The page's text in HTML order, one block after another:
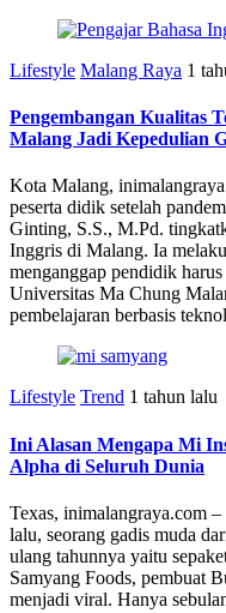
Lifestyle Malang Raya 1
Pengembangan Kualitas
Malang Jadi Kepedulian
Kota Malang,
peserta didik setelah
Ginting, S.S., M.Pd.
Inggris di Malang. Ia
menganggap pendidik
Universitas Ma Chung
pembelajaran berbasis
Lifestyle Trend 1 tahun lalu
Ini Alasan Mengapa Mi
Alpha di Seluruh Dunia
Texas, inimalangraya.com
lalu, seorang gadis muda
ulang tahunnya yaitu
Samyang Foods, pembuat
menjadi viral. Hanya